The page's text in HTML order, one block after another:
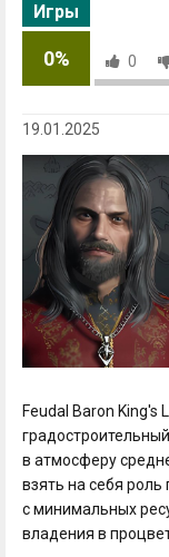
Игры
0% 0
19.01.2025
Feudal Baron King's
в атмосферу
взять на себя
с минимальных
владения в